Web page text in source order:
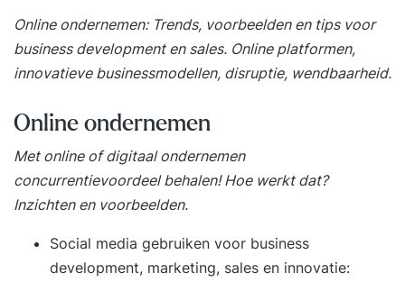
Online ondernemen: Trends, voorbeelden en tips voor
business development en sales. Online platformen,
innovatieve businessmodellen, disruptie, wendbaarheid.
Online ondernemen
Met online of digitaal ondernemen
concurrentievoordeel behalen! Hoe werkt dat?
Inzichten en voorbeelden.
Social media gebruiken voor business
development, marketing, sales en innovatie: